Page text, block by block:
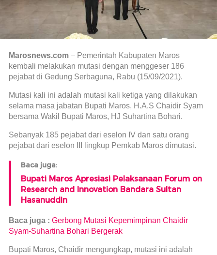
Marosnews.com – Pemerintah Kabupaten Maros
kembali melakukan mutasi dengan menggeser 186
pejabat di Gedung Serbaguna, Rabu (15/09/2021).
Mutasi kali ini adalah mutasi kali ketiga yang dilakukan
selama masa jabatan Bupati Maros, H.A.S Chaidir Syam
bersama Wakil Bupati Maros, HJ Suhartina Bohari.
Sebanyak 185 pejabat dari eselon IV dan satu orang
pejabat dari eselon III lingkup Pemkab Maros dimutasi.
Baca juga:
Bupati Maros Apresiasi Pelaksanaan Forum on
Research and Innovation Bandara Sultan
Hasanuddin
Baca juga : Gerbong Mutasi Kepemimpinan Chaidir
Syam-Suhartina Bohari Bergerak
Bupati Maros, Chaidir mengungkap, mutasi ini adalah